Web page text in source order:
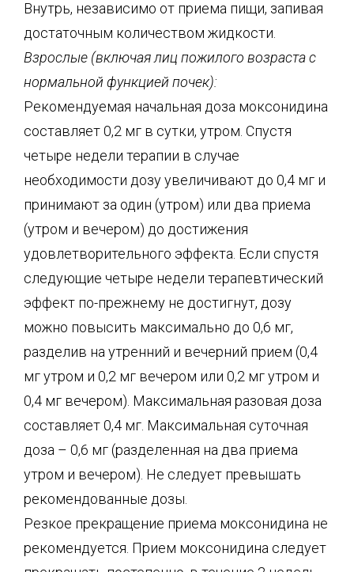
Внутрь, независимо от приема пищи, запивая
достаточным количеством жидкости.
Взрослые (включая лиц пожилого возраста с
нормальной функцией почек):
Рекомендуемая начальная доза моксонидина
составляет 0,2 мг в сутки, утром. Спустя
четыре недели терапии в случае
необходимости дозу увеличивают до 0,4 мг и
принимают за один (утром) или два приема
(утром и вечером) до достижения
удовлетворительного эффекта. Если спустя
следующие четыре недели терапевтический
эффект по-прежнему не достигнут, дозу
можно повысить максимально до 0,6 мг,
разделив на утренний и вечерний прием (0,4
мг утром и 0,2 мг вечером или 0,2 мг утром и
0,4 мг вечером). Максимальная разовая доза
составляет 0,4 мг. Максимальная суточная
доза – 0,6 мг (разделенная на два приема
утром и вечером). Не следует превышать
рекомендованные дозы.
Резкое прекращение приема моксонидина не
рекомендуется. Прием моксонидина следует